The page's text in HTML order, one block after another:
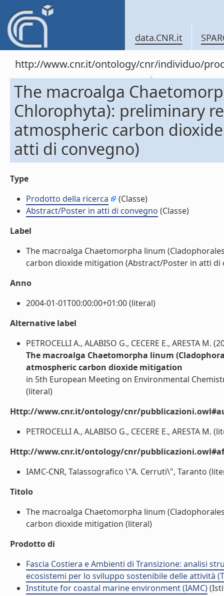
data.CNR.it
http://www.cnr.it/ontology/cnr/individuo/
The macroalga
Chlorophyta): preliminary
atmospheric carbon
atti di convegno)
Type
Prodotto della ricerca
(Classe)
Abstract/Poster in atti di convegno (Classe)
Label
The macroalga Chaetomorpha linum
carbon dioxide mitigation (Abstract/Poster in atti di
Anno
2004-01-01T00:00:00+01:00 (literal)
Alternative label
PETROCELLI A., ALABISO G., CECERE E., ARESTA M.
The macroalga Chaetomorpha linum
atmospheric carbon dioxide mitigation
in 5th European Meeting on Environmental
(literal)
Http://www.cnr.it/ontology/cnr/
PETROCELLI A., ALABISO G., CECERE E., ARESTA M.
Http://www.cnr.it/ontology/cnr/
IAMC-CNR, Talassografico \"A. Cerruti\", Taranto
Titolo
The macroalga Chaetomorpha linum
carbon dioxide mitigation (literal)
Prodotto di
Fascia Costiera e Ambienti di Transizione: analisi
ecosistemi per lo sviluppo sostenibile delle attività
Institute for coastal marine environment (IAMC)